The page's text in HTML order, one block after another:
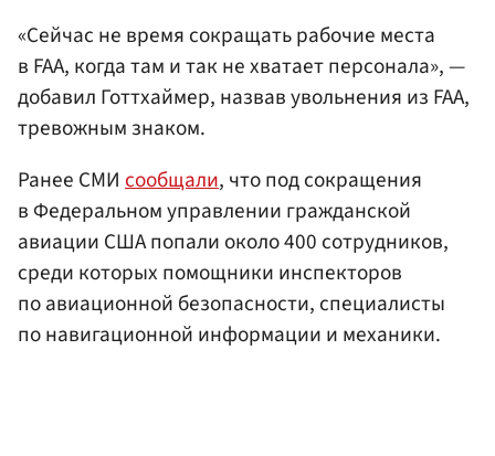
«Сейчас не время сокращать рабочие места
в FAA, когда там и так не хватает персонала», —
добавил Готтхаймер, назвав увольнения из FAA,
тревожным знаком.
Ранее СМИ сообщали, что под сокращения
в Федеральном управлении гражданской
авиации США попали около 400 сотрудников,
среди которых помощники инспекторов
по авиационной безопасности, специалисты
по навигационной информации и механики.